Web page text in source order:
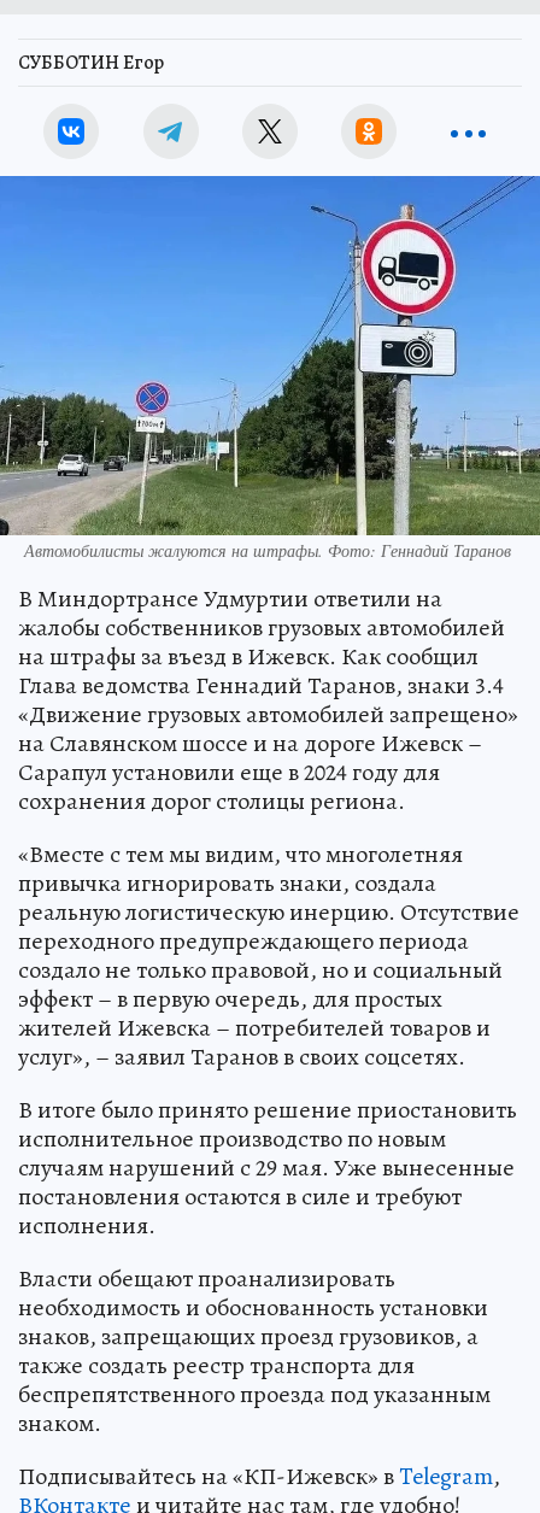
СУББОТИН Егор
Автомобилисты жалуются на штрафы. Фото: Геннадий Таранов
В Миндортрансе Удмуртии ответили на
жалобы собственников грузовых автомобилей
на штрафы за въезд в Ижевск. Как сообщил
Глава ведомства Геннадий Таранов, знаки 3.4
«Движение грузовых автомобилей запрещено»
на Славянском шоссе и на дороге Ижевск –
Сарапул установили еще в 2024 году для
сохранения дорог столицы региона.
«Вместе с тем мы видим, что многолетняя
привычка игнорировать знаки, создала
реальную логистическую инерцию. Отсутствие
переходного предупреждающего периода
создало не только правовой, но и социальный
эффект – в первую очередь, для простых
жителей Ижевска – потребителей товаров и
услуг», – заявил Таранов в своих соцсетях.
В итоге было принято решение приостановить
исполнительное производство по новым
случаям нарушений с 29 мая. Уже вынесенные
постановления остаются в силе и требуют
исполнения.
Власти обещают проанализировать
необходимость и обоснованность установки
знаков, запрещающих проезд грузовиков, а
также создать реестр транспорта для
беспрепятственного проезда под указанным
знаком.
Подписывайтесь на «КП-Ижевск» вTelegram,
ВКонтактеи читайте нас там, где удобно!